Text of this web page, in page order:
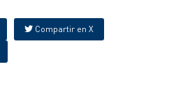
Compartir en X